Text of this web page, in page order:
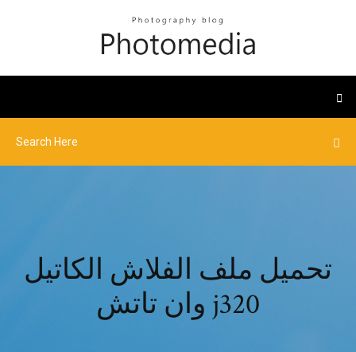
تحميل ملف الفلاش الكاتيل
وان تاتش j320